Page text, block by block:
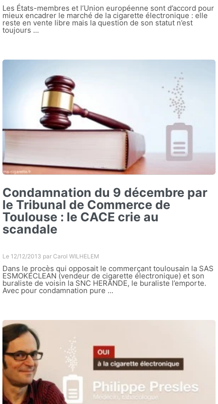
Les États-membres et l’Union européenne sont d’accord pour
mieux encadrer le marché de la cigarette électronique : elle
reste en vente libre mais la question de son statut n’est
toujours ...
Condamnation du 9 décembre par
le Tribunal de Commerce de
Toulouse : le CACE crie au
scandale
Le 12/12/2013 par Carol WILHELEM
Dans le procès qui opposait le commerçant toulousain la SAS
ESMOKECLEAN (vendeur de cigarette électronique) et son
buraliste de voisin la SNC HERANDE, le buraliste l’emporte.
Avec pour condamnation pure ...